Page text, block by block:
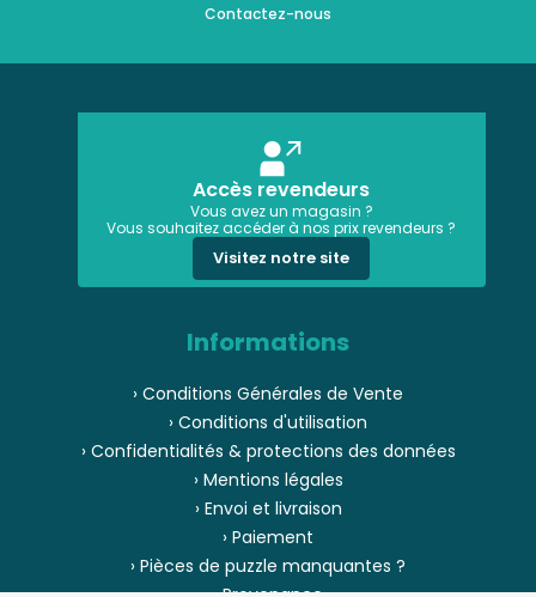
Contactez-nous
Accès revendeurs
Vous avez un magasin ?
Vous souhaitez accéder à nos prix revendeurs ?
Visitez notre site
Informations
› Conditions Générales de Vente
› Conditions d'utilisation
› Confidentialités & protections des données
› Mentions légales
› Envoi et livraison
› Paiement
› Pièces de puzzle manquantes ?